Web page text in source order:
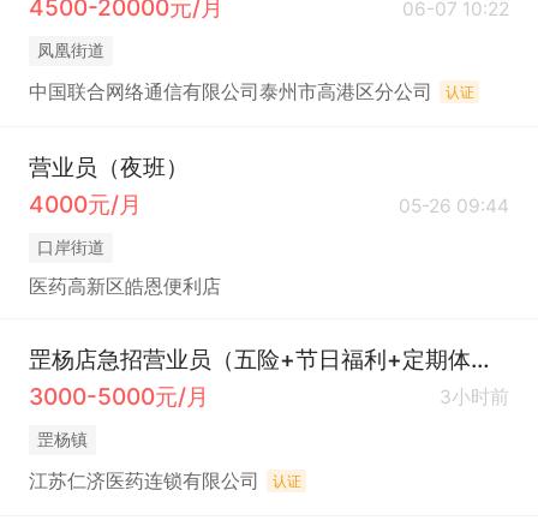
4500-20000元/月
06-07 10:22
凤凰街道
中国联合网络通信有限公司泰州市高港区分公司 认证
营业员（夜班）
4000元/月
05-26 09:44
口岸街道
医药高新区皓恩便利店
罡杨店急招营业员（五险+节日福利+定期体检）
3000-5000元/月
3小时前
罡杨镇
江苏仁济医药连锁有限公司 认证